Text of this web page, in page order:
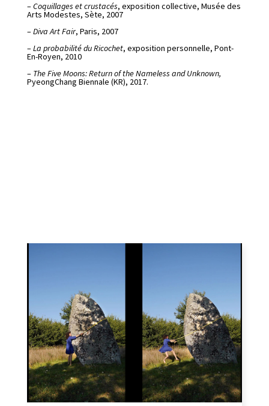
–Coquillages et crustacés, exposition collective, Musée des
Arts Modestes, Sète, 2007
–Diva Art Fair, Paris, 2007
–La probabilité du Ricochet, exposition personnelle, Pont-
En-Royen, 2010
– The Five Moons: Return of the Nameless and Unknown,
PyeongChang Biennale (KR), 2017.